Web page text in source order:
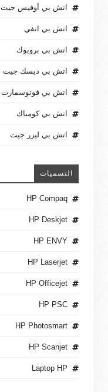
اتش بي أوفيس جيت
اتش بي انفي
اتش بي بروبوك
اتش بي ديسك جيت
اتش بي فوتوسمارت
اتش بي كومباك
اتش بي ليزر جيت
التسميات
HP Compaq
HP Deskjet
HP ENVY
HP Laserjet
HP Officejet
HP PSC
HP Photosmart
HP Scanjet
Laptop HP